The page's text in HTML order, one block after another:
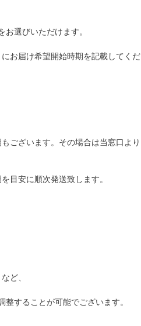
お選びいただけます。
お届け希望開始時期を記載してくだ
ございます。その場合は当窓口より
目安に順次発送致します。
ど、
することが可能でございます。